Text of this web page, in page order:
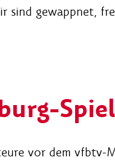
gewappnet,
Spiel
vor dem vfbtv-